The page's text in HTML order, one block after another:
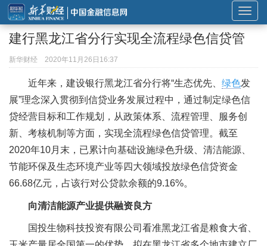
展
开
导
航
建行黑龙江省分行实现全流程绿色信贷管
新华财经 2020年11月26日16:37
近年来，建设银行黑龙江省分行将“生态优先、 绿色发
展”理念深入贯彻到信贷业务发展过程中，通过制定绿色信
贷经营目标和工作规划，从政策体系、流程管理、服务创
新、考核机制等方面，实现全流程绿色信贷管理。截至
2020年10月末，已累计向基础设施绿色升级、清洁能源、
节能环保及生态环境产业等四大领域投放绿色信贷资金
66.68亿元，占该行对公贷款余额的9.16%。
向清洁能源产业提供融资良方
国投生物科技投资有限公司看准黑龙江省是粮食大省、